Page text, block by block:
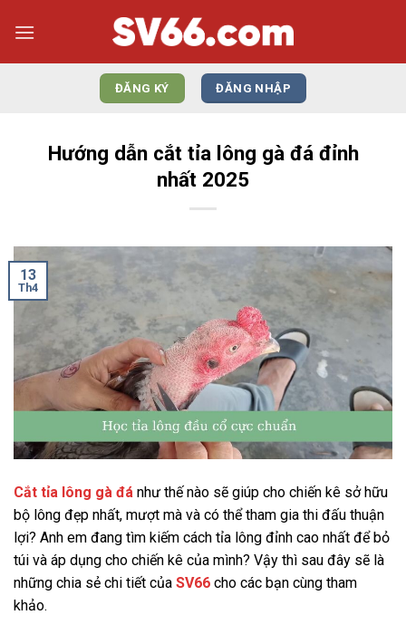
qua
ĐĂNG KÝ ĐĂNG NHẬP
Hướng dẫn cắt tỉa lông gà đá đỉnh
nhất 2025
13
Th4
Cắt tỉa lông gà đá như thế nào sẽ giúp cho chiến kê sở hữu
bộ lông đẹp nhất, mượt mà và có thể tham gia thi đấu thuận
lợi? Anh em đang tìm kiếm cách tỉa lông đỉnh cao nhất để bỏ
túi và áp dụng cho chiến kê của mình? Vậy thì sau đây sẽ là
những chia sẻ chi tiết của SV66 cho các bạn cùng tham
khảo.